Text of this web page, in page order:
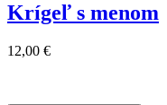
Krígeľ s menom
12,00 €